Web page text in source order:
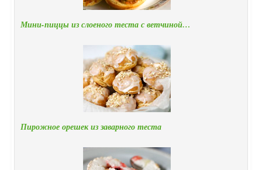
Мини-пиццы из слоеного теста с ветчиной…
Пирожное орешек из заварного теста